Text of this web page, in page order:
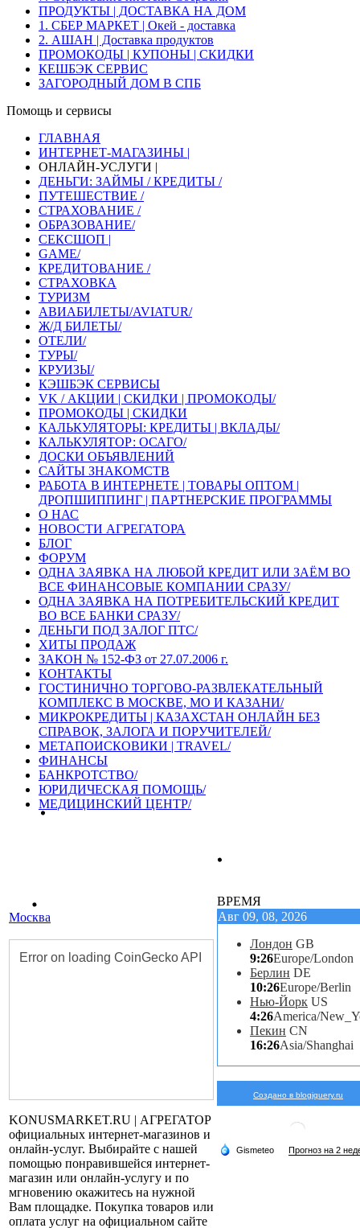
ПРОДУКТЫ | ДОСТАВКА НА ДОМ
1. СБЕР МАРКЕТ | Окей - доставка
2. АШАН | Доставка продуктов
ПРОМОКОДЫ | КУПОНЫ | СКИДКИ
КЕШБЭК СЕРВИС
ЗАГОРОДНЫЙ ДОМ В СПБ
Помощь и сервисы
ГЛАВНАЯ
ИНТЕРНЕТ-МАГАЗИНЫ |
ОНЛАЙН-УСЛУГИ |
ДЕНЬГИ: ЗАЙМЫ / КРЕДИТЫ /
ПУТЕШЕСТВИЕ /
СТРАХОВАНИЕ /
ОБРАЗОВАНИЕ/
СЕКСШОП |
GAME/
КРЕДИТОВАНИЕ /
СТРАХОВКА
ТУРИЗМ
АВИАБИЛЕТЫ/AVIATUR/
Ж/Д БИЛЕТЫ/
ОТЕЛИ/
ТУРЫ/
КРУИЗЫ/
КЭШБЭК СЕРВИСЫ
VK / АКЦИИ | СКИДКИ | ПРОМОКОДЫ/
ПРОМОКОДЫ | СКИДКИ
КАЛЬКУЛЯТОРЫ: КРЕДИТЫ | ВКЛАДЫ/
КАЛЬКУЛЯТОР: ОСАГО/
ДОСКИ ОБЪЯВЛЕНИЙ
САЙТЫ ЗНАКОМСТВ
РАБОТА В ИНТЕРНЕТЕ | ТОВАРЫ ОПТОМ |
ДРОПШИППИНГ | ПАРТНЕРСКИЕ ПРОГРАММЫ
О НАС
НОВОСТИ АГРЕГАТОРА
БЛОГ
ФОРУМ
ОДНА ЗАЯВКА НА ЛЮБОЙ КРЕДИТ ИЛИ ЗАЁМ ВО
ВСЕ ФИНАНСОВЫЕ КОМПАНИИ СРАЗУ/
ОДНА ЗАЯВКА НА ПОТРЕБИТЕЛЬСКИЙ КРЕДИТ
ВО ВСЕ БАНКИ СРАЗУ/
ДЕНЬГИ ПОД ЗАЛОГ ПТС/
ХИТЫ ПРОДАЖ
ЗАКОН № 152-ФЗ от 27.07.2006 г.
КОНТАКТЫ
ГОСТИНИЧНО ТОРГОВО-РАЗВЛЕКАТЕЛЬНЫЙ
КОМПЛЕКС В МОСКВЕ, МО И КАЗАНИ/
МИКРОКРЕДИТЫ | КАЗАХСТАН ОНЛАЙН БЕЗ
СПРАВОК, ЗАЛОГА И ПОРУЧИТЕЛЕЙ/
МЕТАПОИСКОВИКИ | TRAVEL/
ФИНАНСЫ
БАНКРОТСТВО/
ЮРИДИЧЕСКАЯ ПОМОЩЬ/
МЕДИЦИНСКИЙ ЦЕНТР/
Москва
KONUSMARKET.RU | АГРЕГАТОР
официальных интернет-магазинов и
онлайн-услуг. Выбирайте с нашей
помощью понравившейся интернет-
магазин или онлайн-услугу и по
мгновению окажитесь на нужной
Вам площадке. Покупка товаров или
оплата услуг на официальном сайте
ВРЕМЯ
Авг 09, 08, 2026
Лондон GB
9:26Europe/London
Берлин DE
10:26Europe/Berlin
Нью-Йорк US
4:26America/
Пекин CN
16:26Asia/Shanghai
Создано в blogjquery.ru